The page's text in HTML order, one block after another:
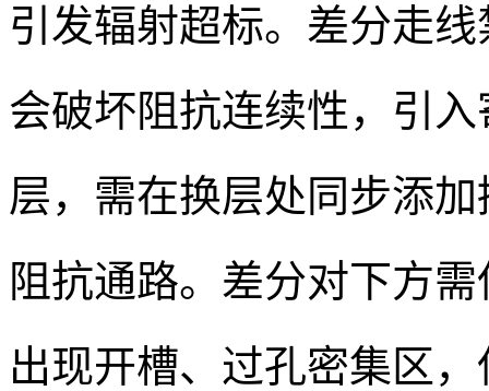
引发辐射超标。差分走
会破坏阻抗连续性，引
层，需在换层处同步添
阻抗通路。差分对下方
出现开槽、过孔密集区